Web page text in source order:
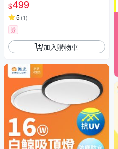
$499
5 (1)
券
加入購物車